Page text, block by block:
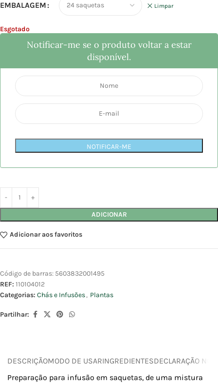
EMBALAGEM Limpar
Esgotado
Notificar-me se o produto voltar a estar
disponível.
NOTIFICAR-ME
ADICIONAR
Adicionar aos favoritos
Código de barras: 5603832001495
REF: 110104012
Categorias: Chás e Infusões, Plantas
Partilhar:
DESCRIÇÃOMODO DE USARINGREDIENTESDECLARAÇÃO
Preparação para infusão em saquetas, de uma mistura